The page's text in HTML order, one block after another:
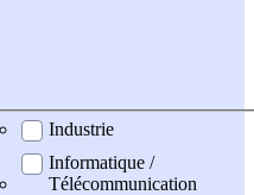
Industrie
Informatique /
Télécommunication